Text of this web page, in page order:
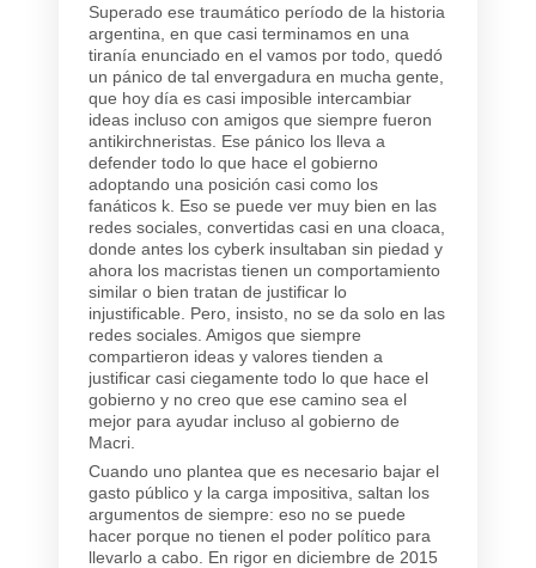
Superado ese traumático período de la historia
argentina, en que casi terminamos en una
tiranía enunciado en el vamos por todo, quedó
un pánico de tal envergadura en mucha gente,
que hoy día es casi imposible intercambiar
ideas incluso con amigos que siempre fueron
antikirchneristas. Ese pánico los lleva a
defender todo lo que hace el gobierno
adoptando una posición casi como los
fanáticos k. Eso se puede ver muy bien en las
redes sociales, convertidas casi en una cloaca,
donde antes los cyberk insultaban sin piedad y
ahora los macristas tienen un comportamiento
similar o bien tratan de justificar lo
injustificable. Pero, insisto, no se da solo en las
redes sociales. Amigos que siempre
compartieron ideas y valores tienden a
justificar casi ciegamente todo lo que hace el
gobierno y no creo que ese camino sea el
mejor para ayudar incluso al gobierno de
Macri.
Cuando uno plantea que es necesario bajar el
gasto público y la carga impositiva, saltan los
argumentos de siempre: eso no se puede
hacer porque no tienen el poder político para
llevarlo a cabo. En rigor en diciembre de 2015